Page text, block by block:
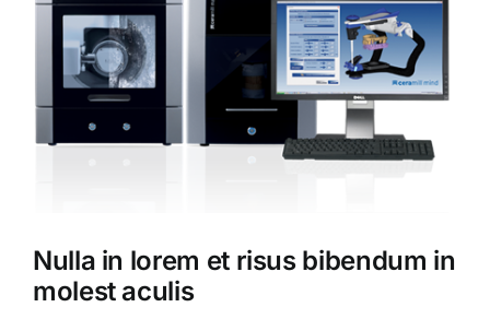
Nulla in lorem et risus bibendum in
molest aculis